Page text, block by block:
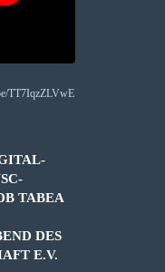
TABEA
DES D
E.V.